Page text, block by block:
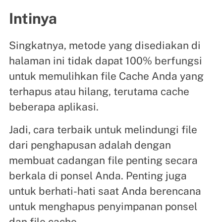
Intinya
Singkatnya, metode yang disediakan di
halaman ini tidak dapat 100% berfungsi
untuk memulihkan file Cache Anda yang
terhapus atau hilang, terutama cache
beberapa aplikasi.
Jadi, cara terbaik untuk melindungi file
dari penghapusan adalah dengan
membuat cadangan file penting secara
berkala di ponsel Anda. Penting juga
untuk berhati-hati saat Anda berencana
untuk menghapus penyimpanan ponsel